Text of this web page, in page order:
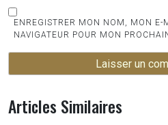
ENREGISTRER MON NOM, MON E-
NAVIGATEUR POUR MON
Articles Similaires